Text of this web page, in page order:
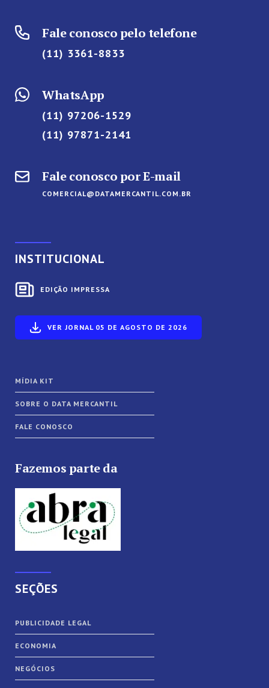
Fale conosco pelo telefone
(11) 3361-8833
WhatsApp
(11) 97206-1529
(11) 97871-2141
Fale conosco por E-mail
COMERCIAL@DATAMERCANTIL.COM.BR
INSTITUCIONAL
EDIÇÃO IMPRESSA
VER JORNAL 05 DE AGOSTO DE 2026
MÍDIA KIT
SOBRE O DATA MERCANTIL
FALE CONOSCO
Fazemos parte da
SEÇÕES
PUBLICIDADE LEGAL
ECONOMIA
NEGÓCIOS